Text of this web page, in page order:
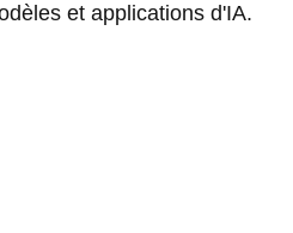
et applications d'IA.